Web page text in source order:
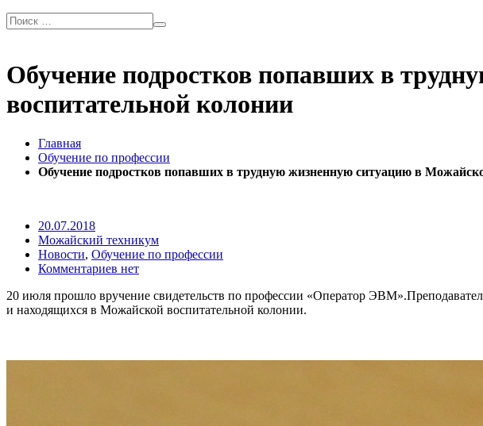
Обучение подростков попавших в
воспитательной колонии
Главная
Обучение по профессии
Обучение подростков попавших в трудную жизненную ситуацию в
20.07.2018
Можайский техникум
Новости, Обучение по профессии
Комментариев нет
20 июля прошло вручение свидетельств по профессии «Оператор
и находящихся в Можайской воспитательной колонии.